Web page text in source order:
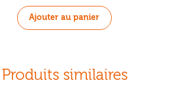
Ajouter au panier
Produits similaires